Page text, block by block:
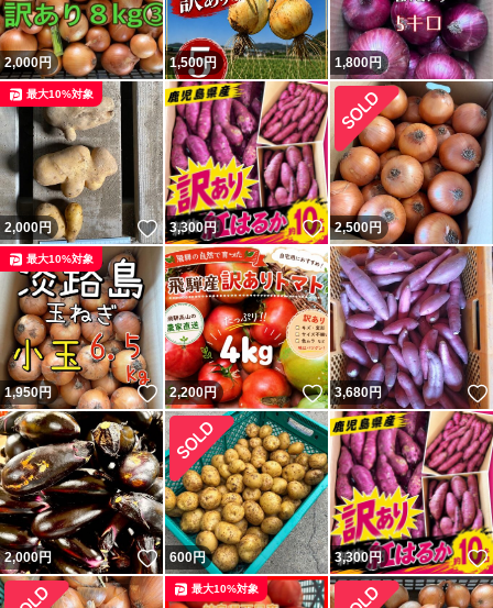
2,000円 1,500円 1,800円
2,000円 いいね！
最大10%対象
3,300円 いいね！
2,500円
1,950円 いいね！
最大10%対象
2,200円 いいね！
3,680円
2,000円 いいね！
600円 3,300円
最大10%対象